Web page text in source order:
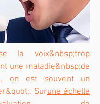
la voix&nbsp;trop
une maladie&nbsp;de
on est souvent un
Surune échelle